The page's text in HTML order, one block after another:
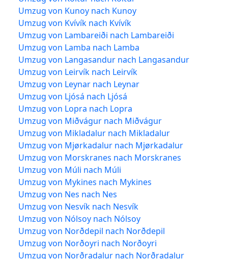
Umzug von Kunoy nach Kunoy
Umzug von Kvívík nach Kvívík
Umzug von Lambareiði nach Lambareiði
Umzug von Lamba nach Lamba
Umzug von Langasandur nach Langasandur
Umzug von Leirvík nach Leirvík
Umzug von Leynar nach Leynar
Umzug von Ljósá nach Ljósá
Umzug von Lopra nach Lopra
Umzug von Miðvágur nach Miðvágur
Umzug von Mikladalur nach Mikladalur
Umzug von Mjørkadalur nach Mjørkadalur
Umzug von Morskranes nach Morskranes
Umzug von Múli nach Múli
Umzug von Mykines nach Mykines
Umzug von Nes nach Nes
Umzug von Nesvík nach Nesvík
Umzug von Nólsoy nach Nólsoy
Umzug von Norðdepil nach Norðdepil
Umzug von Norðoyri nach Norðoyri
Umzug von Norðradalur nach Norðradalur